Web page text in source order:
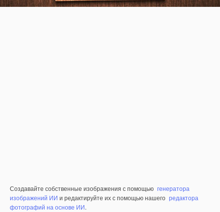
Создавайте собственные изображения с помощью генератора
изображений ИИ и редактируйте их с помощью нашего редактора
фотографий на основе ИИ.